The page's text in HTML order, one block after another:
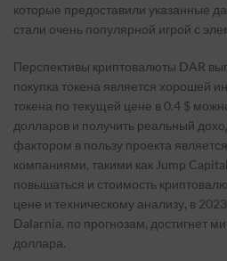
которые предоставили указанные
стали очень популярной игрой с
Перспективы криптовалюты DAR
покупка токена является хорошей
токена по текущей цене в 0.4 $
долларов и получить реальный
фактором в пользу проекта
компаниями, такими как Jump
повышаться и стоимость
цене и техническому анализу, в
Dalarnia, по прогнозам, достигнет
доллара.